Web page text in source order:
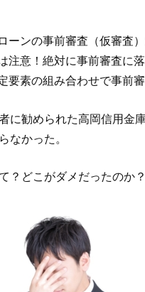
ーンの事前審査（仮審査
注意！絶対に事前審査に
要素の組み合わせで事前
に勧められた高岡信用金
なかった。
て？どこがダメだったのか